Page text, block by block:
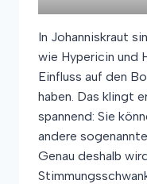
In Johanniskraut
wie Hypericin und
Einfluss auf den
haben. Das klingt
spannend: Sie
andere
Genau deshalb